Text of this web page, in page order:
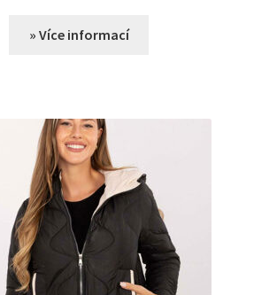
» Více informací